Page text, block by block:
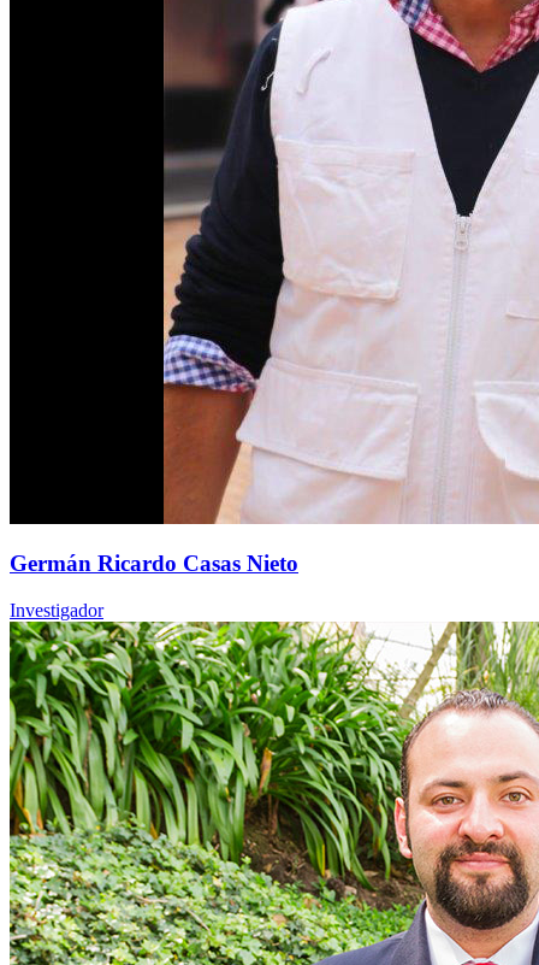
Germán Ricardo Casas Nieto
Investigador